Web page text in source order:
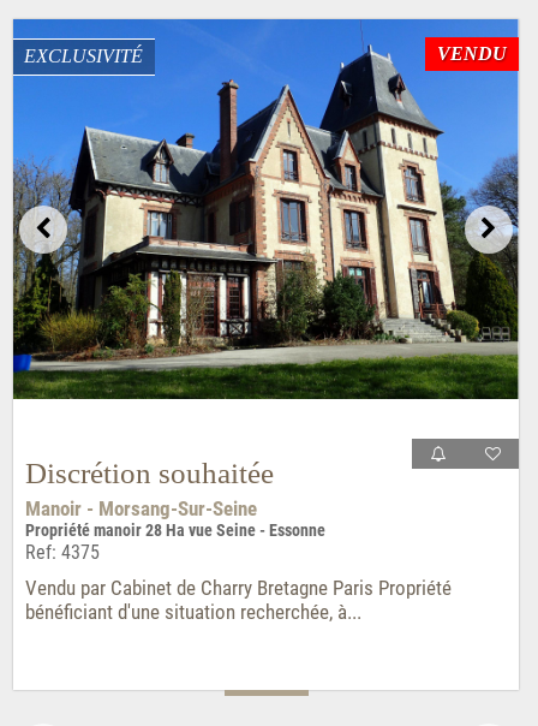
VENDU
EXCLUSIVITÉ
Discrétion souhaitée
Manoir - Morsang-Sur-Seine
Propriété manoir 28 Ha vue Seine - Essonne
Ref: 4375
Vendu par Cabinet de Charry Bretagne Paris Propriété
bénéficiant d'une situation recherchée, à...